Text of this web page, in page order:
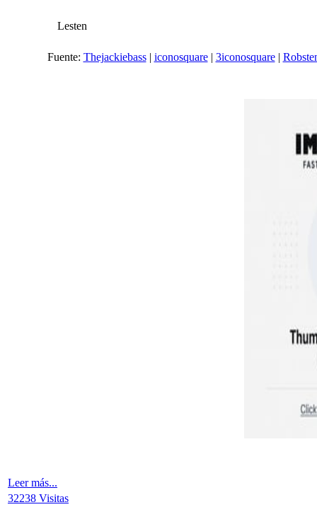
Lesten
Fuente: Thejackiebass| iconosquare| 3iconosquare|
Leer más...
32238 Visitas